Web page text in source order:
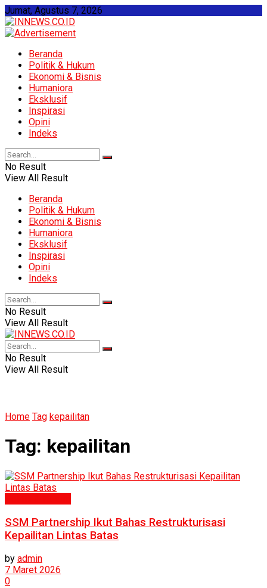
Jumat, Agustus 7, 2026
Beranda
Politik & Hukum
Ekonomi & Bisnis
Humaniora
Eksklusif
Inspirasi
Opini
Indeks
No Result
View All Result
Beranda
Politik & Hukum
Ekonomi & Bisnis
Humaniora
Eksklusif
Inspirasi
Opini
Indeks
No Result
View All Result
No Result
View All Result
Home Tag kepailitan
Tag: kepailitan
SSM Partnership Ikut Bahas Restrukturisasi
Kepailitan Lintas Batas
by admin
7 Maret 2026
0